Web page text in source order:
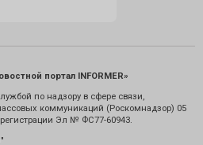
портал INFORMER»
по надзору в сфере связи,
коммуникаций (Роскомнадзор) 05
регистрации Эл № ФС77-60943.